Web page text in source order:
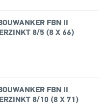
FBN II
8/5 (8 X 66)
FBN II
8/10 (8 X 71)